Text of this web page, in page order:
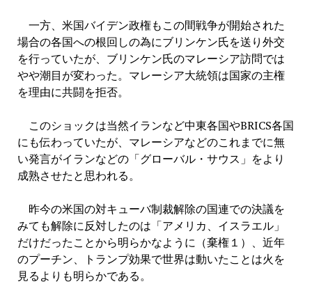
一方、米国バイデン政権もこの間戦争が開始された
場合の各国への根回しの為にブリンケン氏を送り外交
を行っていたが、ブリンケン氏のマレーシア訪問では
やや潮目が変わった。マレーシア大統領は国家の主権
を理由に共闘を拒否。
このショックは当然イランなど中東各国やBRICS各国
にも伝わっていたが、マレーシアなどのこれまでに無
い発言がイランなどの「グローバル・サウス」をより
成熟させたと思われる。
昨今の米国の対キューバ制裁解除の国連での決議を
みても解除に反対したのは「アメリカ、イスラエル」
だけだったことから明らかなように（棄権１）、近年
のプーチン、トランプ効果で世界は動いたことは火を
見るよりも明らかである。